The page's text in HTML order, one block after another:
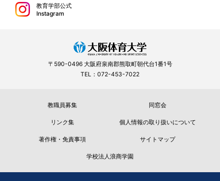
教育学部公式
Instagram
〒590-0496 大阪府泉南郡熊取町朝代台1番1号
TEL：072-453-7022
教職員募集
同窓会
リンク集
個人情報の取り扱いについて
著作権・免責事項
サイトマップ
学校法人浪商学園